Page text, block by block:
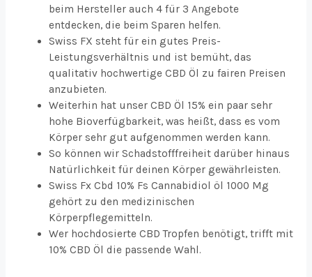
beim Hersteller auch 4 für 3 Angebote
entdecken, die beim Sparen helfen.
Swiss FX steht für ein gutes Preis-
Leistungsverhältnis und ist bemüht, das
qualitativ hochwertige CBD Öl zu fairen Preisen
anzubieten.
Weiterhin hat unser CBD Öl 15% ein paar sehr
hohe Bioverfügbarkeit, was heißt, dass es vom
Körper sehr gut aufgenommen werden kann.
So können wir Schadstofffreiheit darüber hinaus
Natürlichkeit für deinen Körper gewährleisten.
Swiss Fx Cbd 10% Fs Cannabidiol öl 1000 Mg
gehört zu den medizinischen
Körperpflegemitteln.
Wer hochdosierte CBD Tropfen benötigt, trifft mit
10% CBD Öl die passende Wahl.